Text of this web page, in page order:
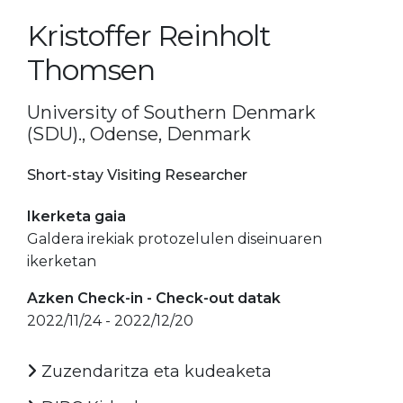
Kristoffer Reinholt
Thomsen
University of Southern Denmark
(SDU)., Odense, Denmark
Short-stay Visiting Researcher
Ikerketa gaia
Galdera irekiak protozelulen diseinuaren
ikerketan
Azken Check-in - Check-out datak
2022/11/24 - 2022/12/20
Zuzendaritza eta kudeaketa